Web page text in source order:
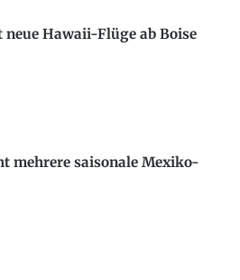
Hawaii-Flüge ab Boise
mehrere saisonale Mexiko-